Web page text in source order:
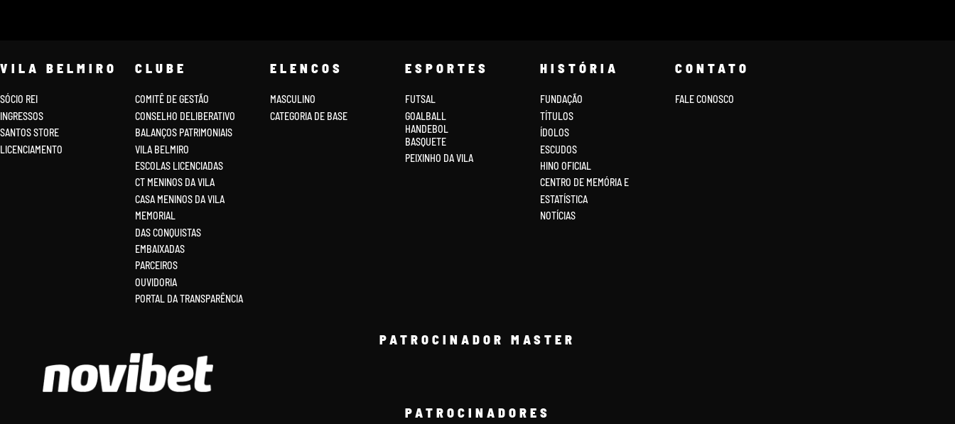
VILA BELMIRO
SÓCIO REI
INGRESSOS
SANTOS STORE
LICENCIAMENTO
CLUBE
COMITÊ DE GESTÃO
CONSELHO DELIBERATIVO
BALANÇOS PATRIMONIAIS
VILA BELMIRO
ESCOLAS LICENCIADAS
CT MENINOS DA VILA
CASA MENINOS DA VILA
MEMORIAL
DAS CONQUISTAS
EMBAIXADAS
PARCEIROS
OUVIDORIA
PORTAL DA TRANSPARÊNCIA
ELENCOS
MASCULINO
CATEGORIA DE BASE
ESPORTES
FUTSAL
GOALBALL
HANDEBOL
BASQUETE
PEIXINHO DA VILA
HISTÓRIA
FUNDAÇÃO
TÍTULOS
ÍDOLOS
ESCUDOS
HINO OFICIAL
CENTRO DE MEMÓRIA E
ESTATÍSTICA
NOTÍCIAS
CONTATO
FALE CONOSCO
PATROCINADOR MASTER
PATROCINADORES